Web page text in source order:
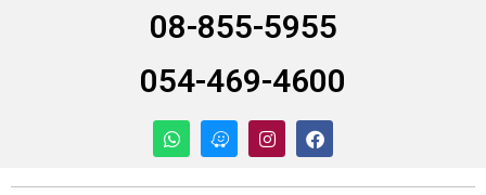
08-855-5955
054-469-4600